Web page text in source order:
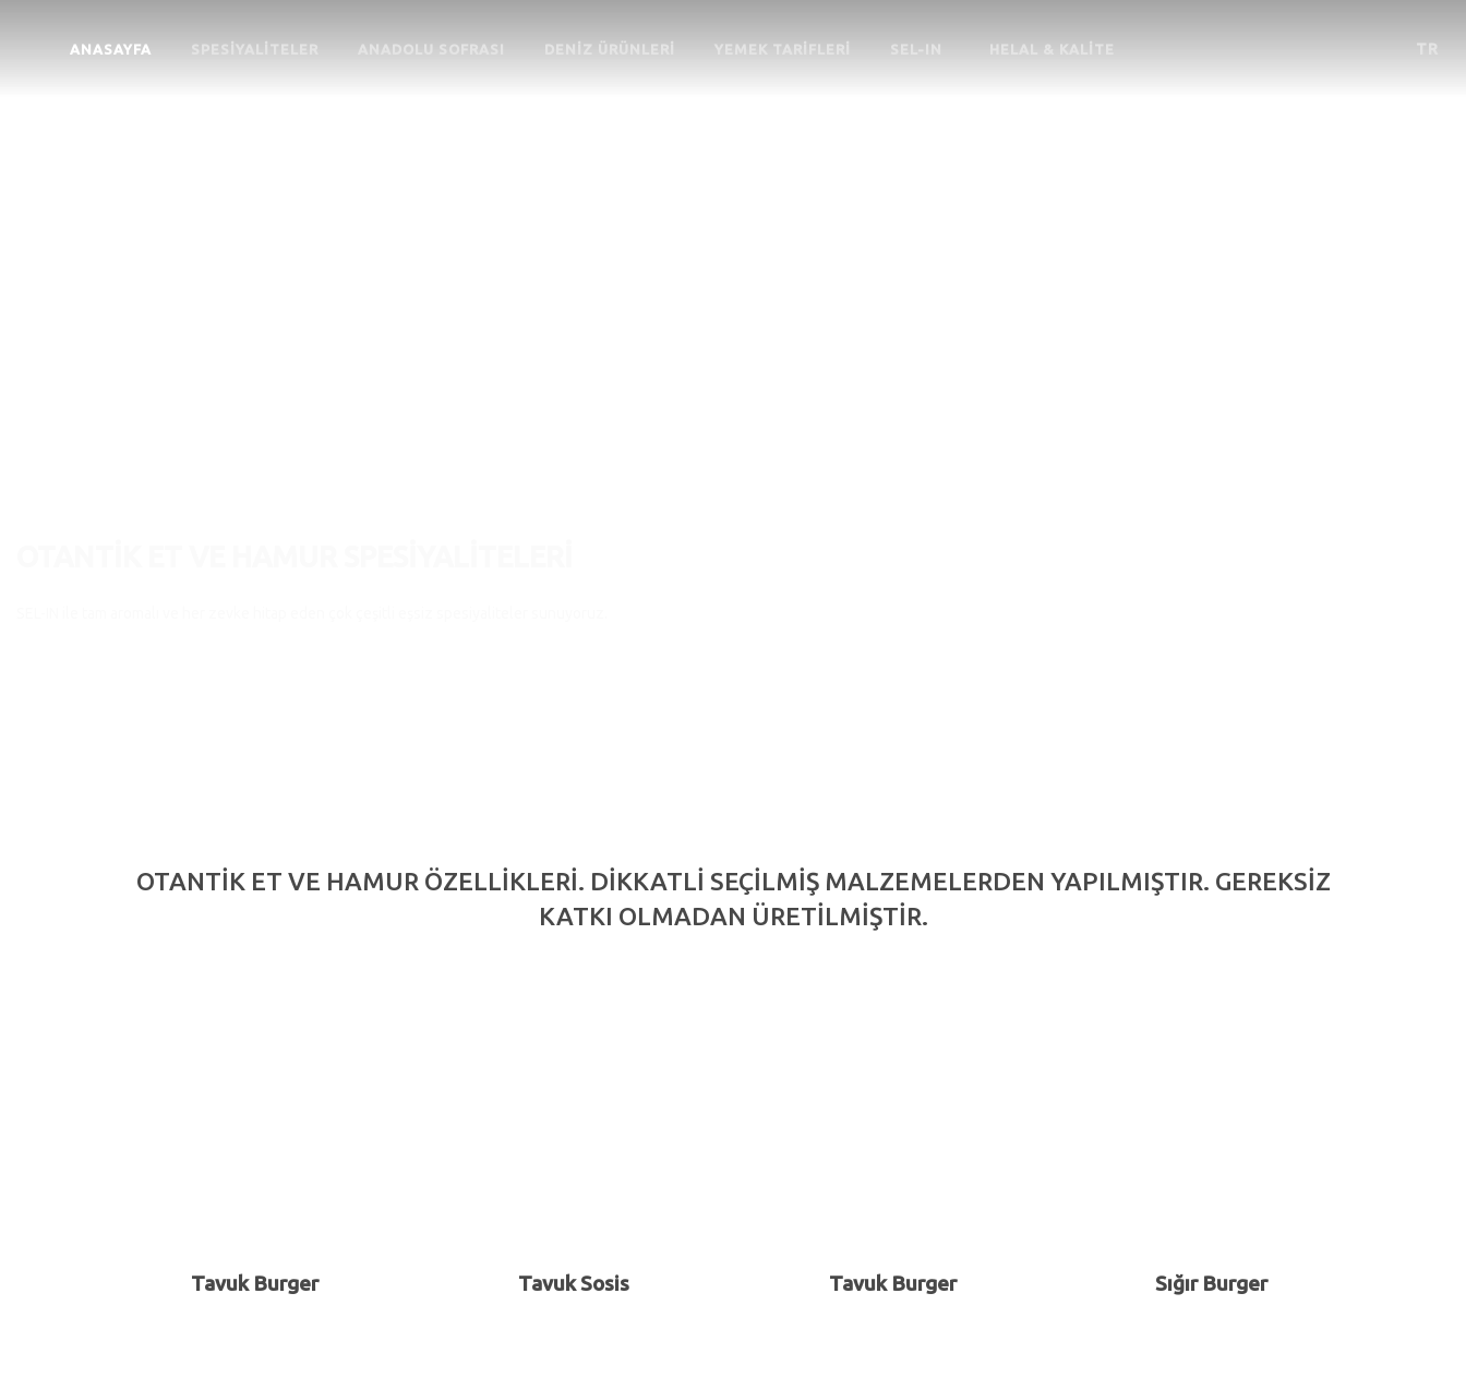
ANASAYFA SPESIYALITELER ANADOLU SOFRASI DENIZ ÜRÜNLERI YEMEK TARIFLERI SEL-IN HELAL & KALITE TR
OTANTİK ET VE HAMUR ÖZELLİKLERİ. DİKKATLİ SEÇİLMİŞ MALZEMELERDEN YAPILMIŞTIR. GEREKSİZ
KATKI OLMADAN ÜRETİLMİŞTİR.
Tavuk Burger Tavuk Sosis Tavuk Burger Sığır Burger